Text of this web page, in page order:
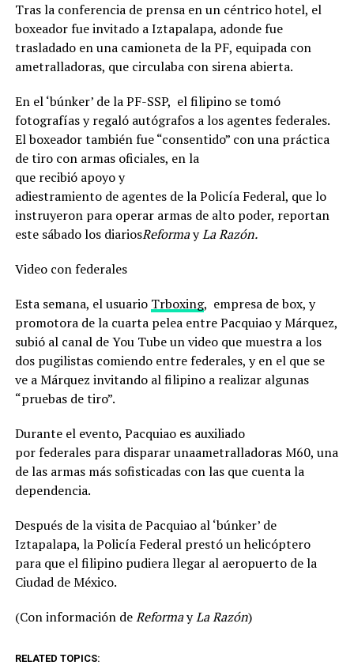
Tras la conferencia de prensa en un céntrico hotel, el
boxeador fue invitado a Iztapalapa, adonde fue
trasladado en una camioneta de la PF, equipada con
ametralladoras, que circulaba con sirena abierta.
En el ‘búnker’ de la PF-SSP, el filipino se tomó
fotografías y regaló autógrafos a los agentes federales.
El boxeador también fue “consentido” con una práctica
de tiro con armas oficiales, en la
que recibió apoyo y
adiestramiento de agentes de la Policía Federal, que lo
instruyeron para operar armas de alto poder, reportan
este sábado los diariosReformayLa Razón.
Video con federales
Esta semana, el usuario Trboxing, empresa de box, y
promotora de la cuarta pelea entre Pacquiao y Márquez,
subió al canal de You Tube un video que muestra a los
dos pugilistas comiendo entre federales, y en el que se
ve a Márquez invitando al filipino a realizar algunas
“pruebas de tiro”.
Durante el evento, Pacquiao es auxiliado
por federales para disparar unaametralladoras M60, una
de las armas más sofisticadas con las que cuenta la
dependencia.
Después de la visita de Pacquiao al ‘búnker’ de
Iztapalapa, la Policía Federal prestó un helicóptero
para que el filipino pudiera llegar al aeropuerto de la
Ciudad de México.
(Con información deReformayLa Razón)
RELATED TOPICS: